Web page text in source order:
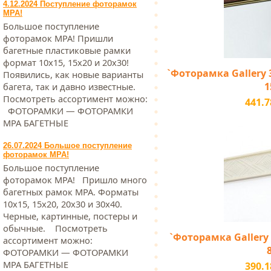
4.12.2024 Поступление фоторамок
МРА!
Большое поступление
фоторамок МРА! Пришли
багетные пластиковые рамки
формат 10х15, 15х20 и 20х30!
Появились, как новые варианты
багета, так и давно известные.
Посмотреть ассортимент можно:
ФОТОРАМКИ — ФОТОРАМКИ
МРА БАГЕТНЫЕ
26.07.2024 Большое поступление
фоторамок МРА!
Большое поступление
фоторамок МРА! Пришло много
багетных рамок МРА. Форматы
10х15, 15х20, 20х30 и 30х40.
Черные, картинные, постеры и
обычные. Посмотреть
ассортимент можно:
ФОТОРАМКИ — ФОТОРАМКИ
МРА БАГЕТНЫЕ
`Фоторамка Gallery
`Фоторамка Gallery